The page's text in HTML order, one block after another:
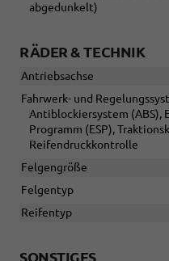
abgedunkelt)
RÄDER & TECHNIK
Antriebsachse
Fahrwerk- und
Antiblockiersystem (ABS),
Programm (ESP),
Reifendruckkontrolle
Felgengröße
Felgentyp
Reifentyp
SONSTIGES